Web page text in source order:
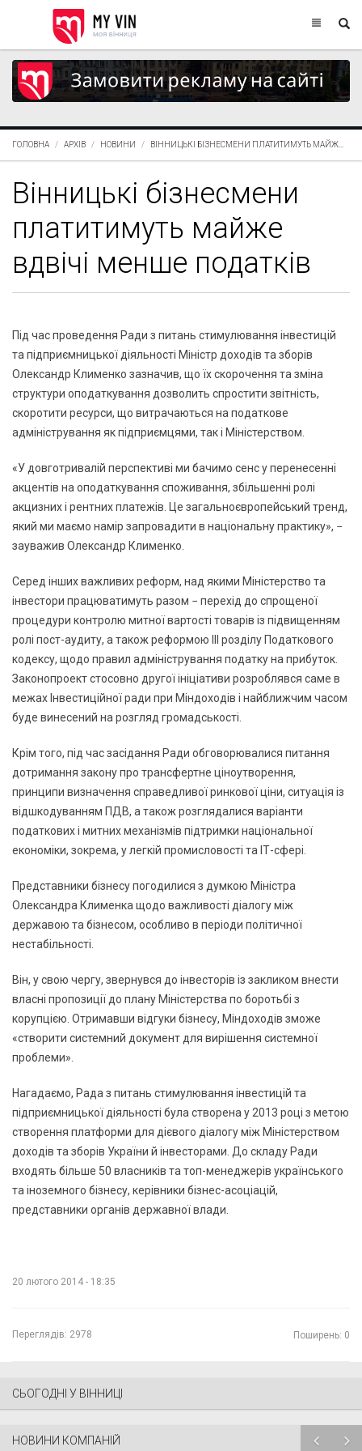
ГОЛОВНА АРХІВ НОВИНИ ВІННИЦЬКІ БІЗНЕСМЕНИ ПЛАТИТИМУТЬ МАЙЖ...
Вінницькі бізнесмени
платитимуть майже
вдвічі менше податків
Під час проведення Ради з питань стимулювання інвестицій
та підприємницької діяльності Міністр доходів та зборів
Олександр Клименко зазначив, що їх скорочення та зміна
структури оподаткування дозволить спростити звітність,
скоротити ресурси, що витрачаються на податкове
адміністрування як підприємцями, так і Міністерством.
«У довготривалій перспективі ми бачимо сенс у перенесенні
акцентів на оподаткування споживання, збільшенні ролі
акцизних і рентних платежів. Це загальноєвропейський тренд,
який ми маємо намір запровадити в національну практику», −
зауважив Олександр Клименко.
Серед інших важливих реформ, над якими Міністерство та
інвестори працюватимуть разом − перехід до спрощеної
процедури контролю митної вартості товарів із підвищенням
ролі пост-аудиту, а також реформою III розділу Податкового
кодексу, щодо правил адміністрування податку на прибуток.
Законопроект стосовно другої ініціативи розроблявся саме в
межах Інвестиційної ради при Міндоходів і найближчим часом
буде винесений на розгляд громадськості.
Крім того, під час засідання Ради обговорювалися питання
дотримання закону про трансфертне ціноутворення,
принципи визначення справедливої ринкової ціни, ситуація із
відшкодуванням ПДВ, а також розглядалися варіанти
податкових і митних механізмів підтримки національної
економіки, зокрема, у легкій промисловості та ІТ-сфері.
Представники бізнесу погодилися з думкою Міністра
Олександра Клименка щодо важливості діалогу між
державою та бізнесом, особливо в періоди політичної
нестабільності.
Він, у свою чергу, звернувся до інвесторів із закликом внести
власні пропозиції до плану Міністерства по боротьбі з
корупцією. Отримавши відгуки бізнесу, Міндоходів зможе
«створити системний документ для вирішення системної
проблеми».
Нагадаємо, Рада з питань стимулювання інвестицій та
підприємницької діяльності була створена у 2013 році з метою
створення платформи для дієвого діалогу між Міністерством
доходів та зборів України й інвесторами. До складу Ради
входять більше 50 власників та топ-менеджерів українського
та іноземного бізнесу, керівники бізнес-асоціацій,
представники органів державної влади.
20 лютого 2014 - 18:35
Переглядів: 2978 Поширень: 0
СЬОГОДНІ У ВІННИЦІ
НОВИНИ КОМПАНІЙ